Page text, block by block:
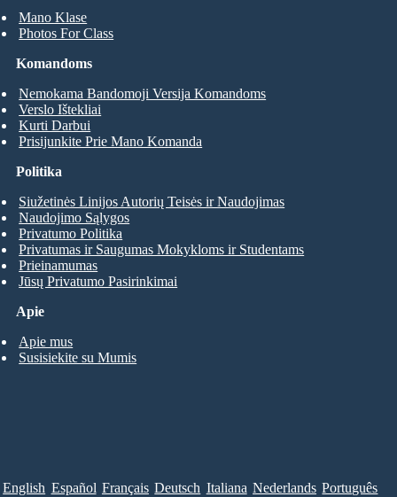
Mano Klase
Photos For Class
Komandoms
Nemokama Bandomoji Versija Komandoms
Verslo Ištekliai
Kurti Darbui
Prisijunkite Prie Mano Komanda
Apie
Apie mus
Susisiekite su Mumis
Politika
Siužetinės Linijos Autorių Teisės ir Naudojimas
Naudojimo Sąlygos
Privatumo Politika
Privatumas ir Saugumas Mokykloms ir Studentams
Prieinamumas
Jūsų Privatumo Pasirinkimai
English Español Français Deutsch Italiana Nederlands Português